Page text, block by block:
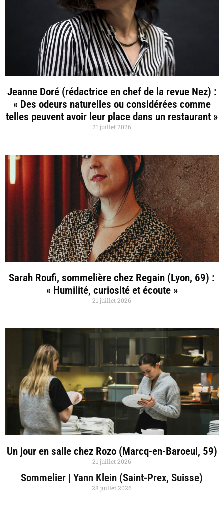
Jeanne Doré (rédactrice en chef de la revue Nez) :
« Des odeurs naturelles ou considérées comme
telles peuvent avoir leur place dans un restaurant »
21 juillet 2026
Sarah Roufi, sommelière chez Regain (Lyon, 69) :
« Humilité, curiosité et écoute »
21 juillet 2026
Un jour en salle chez Rozo (Marcq-en-Baroeul, 59)
21 juillet 2026
Sommelier | Yann Klein (Saint-Prex, Suisse)
28 juillet 2026